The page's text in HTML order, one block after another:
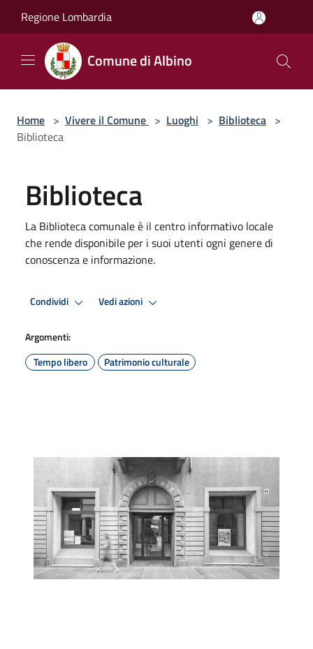
Regione Lombardia
Comune di Albino
Home > Vivere il Comune > Luoghi > Biblioteca >
Biblioteca
Biblioteca
La Biblioteca comunale è il centro informativo locale
che rende disponibile per i suoi utenti ogni genere di
conoscenza e informazione.
Condividi Vedi azioni
Argomenti:
Tempo libero
Patrimonio culturale